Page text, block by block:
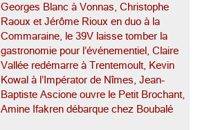
Georges Blanc à Vonnas, Christophe
Raoux et Jérôme Rioux en duo à la
Commaraine, le 39V laisse tomber la
gastronomie pour l’événementiel, Claire
Vallée redémarre à Trentemoult, Kevin
Kowal à l’Impérator de Nîmes, Jean-
Baptiste Ascione ouvre le Petit Brochant,
Amine Ifakren débarque chez Boubalé